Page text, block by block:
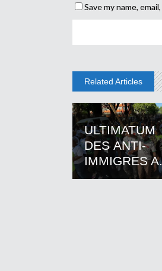
Save my name,
Related Articles
ULTIMATUM
DES ANTI-
IMMIGRES